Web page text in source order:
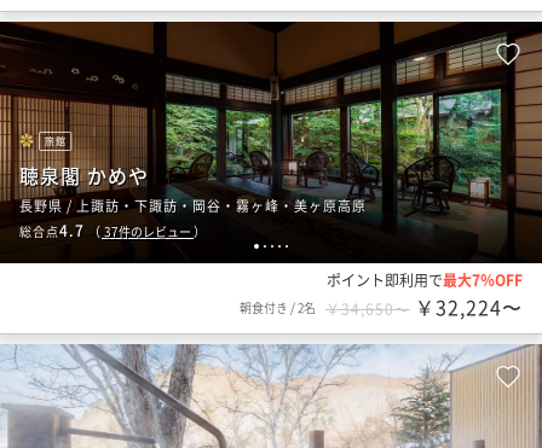
1 2 3 4 5
旅館
聴泉閣 かめや
長野県 / 上諏訪・下諏訪・岡谷・霧ヶ峰・美ヶ原高原
総合点4.7 （ 37件のレビュー ）
ポイント即利用で最大7％OFF
朝食付き /2名 ￥34,650〜 ￥32,224〜